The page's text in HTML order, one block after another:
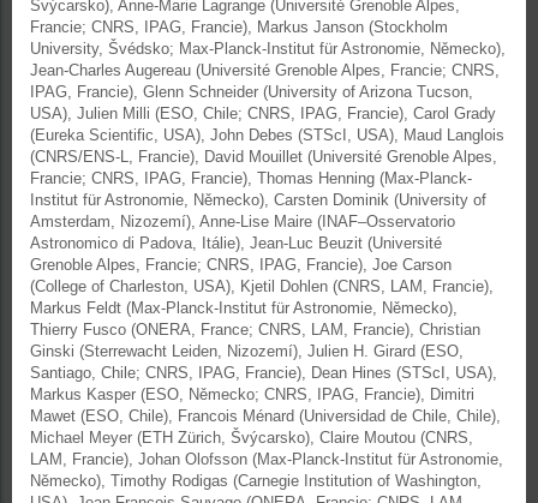
Švýcarsko), Anne-Marie Lagrange (Université Grenoble Alpes,
Francie; CNRS, IPAG, Francie), Markus Janson (Stockholm
University, Švédsko; Max-Planck-Institut für Astronomie, Německo),
Jean-Charles Augereau (Université Grenoble Alpes, Francie; CNRS,
IPAG, Francie), Glenn Schneider (University of Arizona Tucson,
USA), Julien Milli (ESO, Chile; CNRS, IPAG, Francie), Carol Grady
(Eureka Scientific, USA), John Debes (STScI, USA), Maud Langlois
(CNRS/ENS-L, Francie), David Mouillet (Université Grenoble Alpes,
Francie; CNRS, IPAG, Francie), Thomas Henning (Max-Planck-
Institut für Astronomie, Německo), Carsten Dominik (University of
Amsterdam, Nizozemí), Anne-Lise Maire (INAF–Osservatorio
Astronomico di Padova, Itálie), Jean-Luc Beuzit (Université
Grenoble Alpes, Francie; CNRS, IPAG, Francie), Joe Carson
(College of Charleston, USA), Kjetil Dohlen (CNRS, LAM, Francie),
Markus Feldt (Max-Planck-Institut für Astronomie, Německo),
Thierry Fusco (ONERA, France; CNRS, LAM, Francie), Christian
Ginski (Sterrewacht Leiden, Nizozemí), Julien H. Girard (ESO,
Santiago, Chile; CNRS, IPAG, Francie), Dean Hines (STScI, USA),
Markus Kasper (ESO, Německo; CNRS, IPAG, Francie), Dimitri
Mawet (ESO, Chile), Francois Ménard (Universidad de Chile, Chile),
Michael Meyer (ETH Zürich, Švýcarsko), Claire Moutou (CNRS,
LAM, Francie), Johan Olofsson (Max-Planck-Institut für Astronomie,
Německo), Timothy Rodigas (Carnegie Institution of Washington,